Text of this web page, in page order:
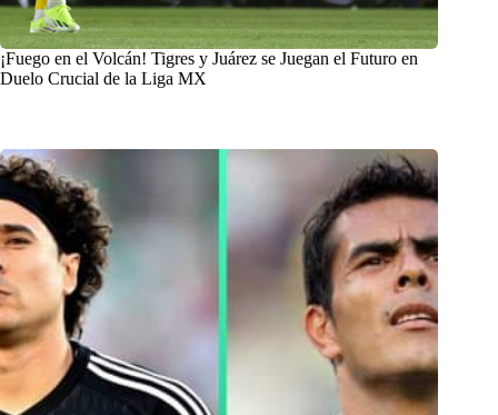
¡Fuego en el Volcán! Tigres y Juárez se Juegan el Futuro en
Duelo Crucial de la Liga MX